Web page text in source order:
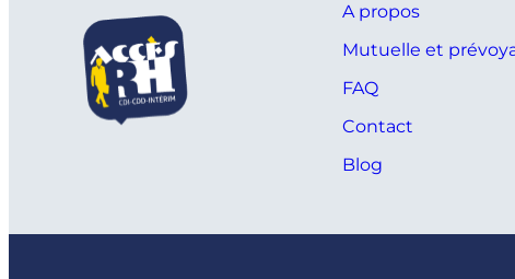
A propos
Mutuelle et
FAQ
Contact
Blog